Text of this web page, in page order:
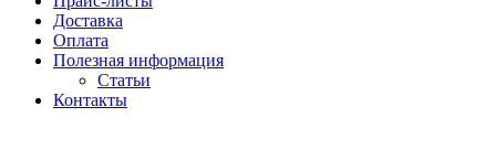
Доставка
Оплата
Полезная информация
Статьи
Контакты